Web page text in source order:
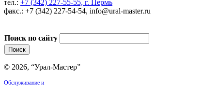
тел.: +7 (342) 227-55-55, г. Пермь
факс.: +7 (342) 227-54-54, info@ural-master.ru
Поиск по сайту
© 2026, “Урал-Мастер”
Обслуживание и